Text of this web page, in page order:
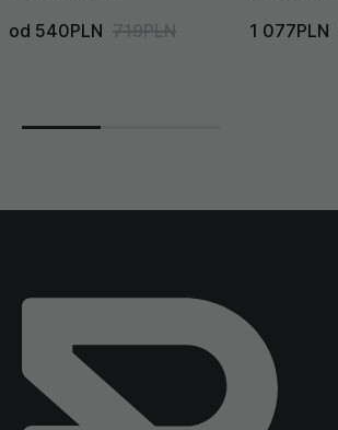
od 540PLN 719PLN
1 077PLN